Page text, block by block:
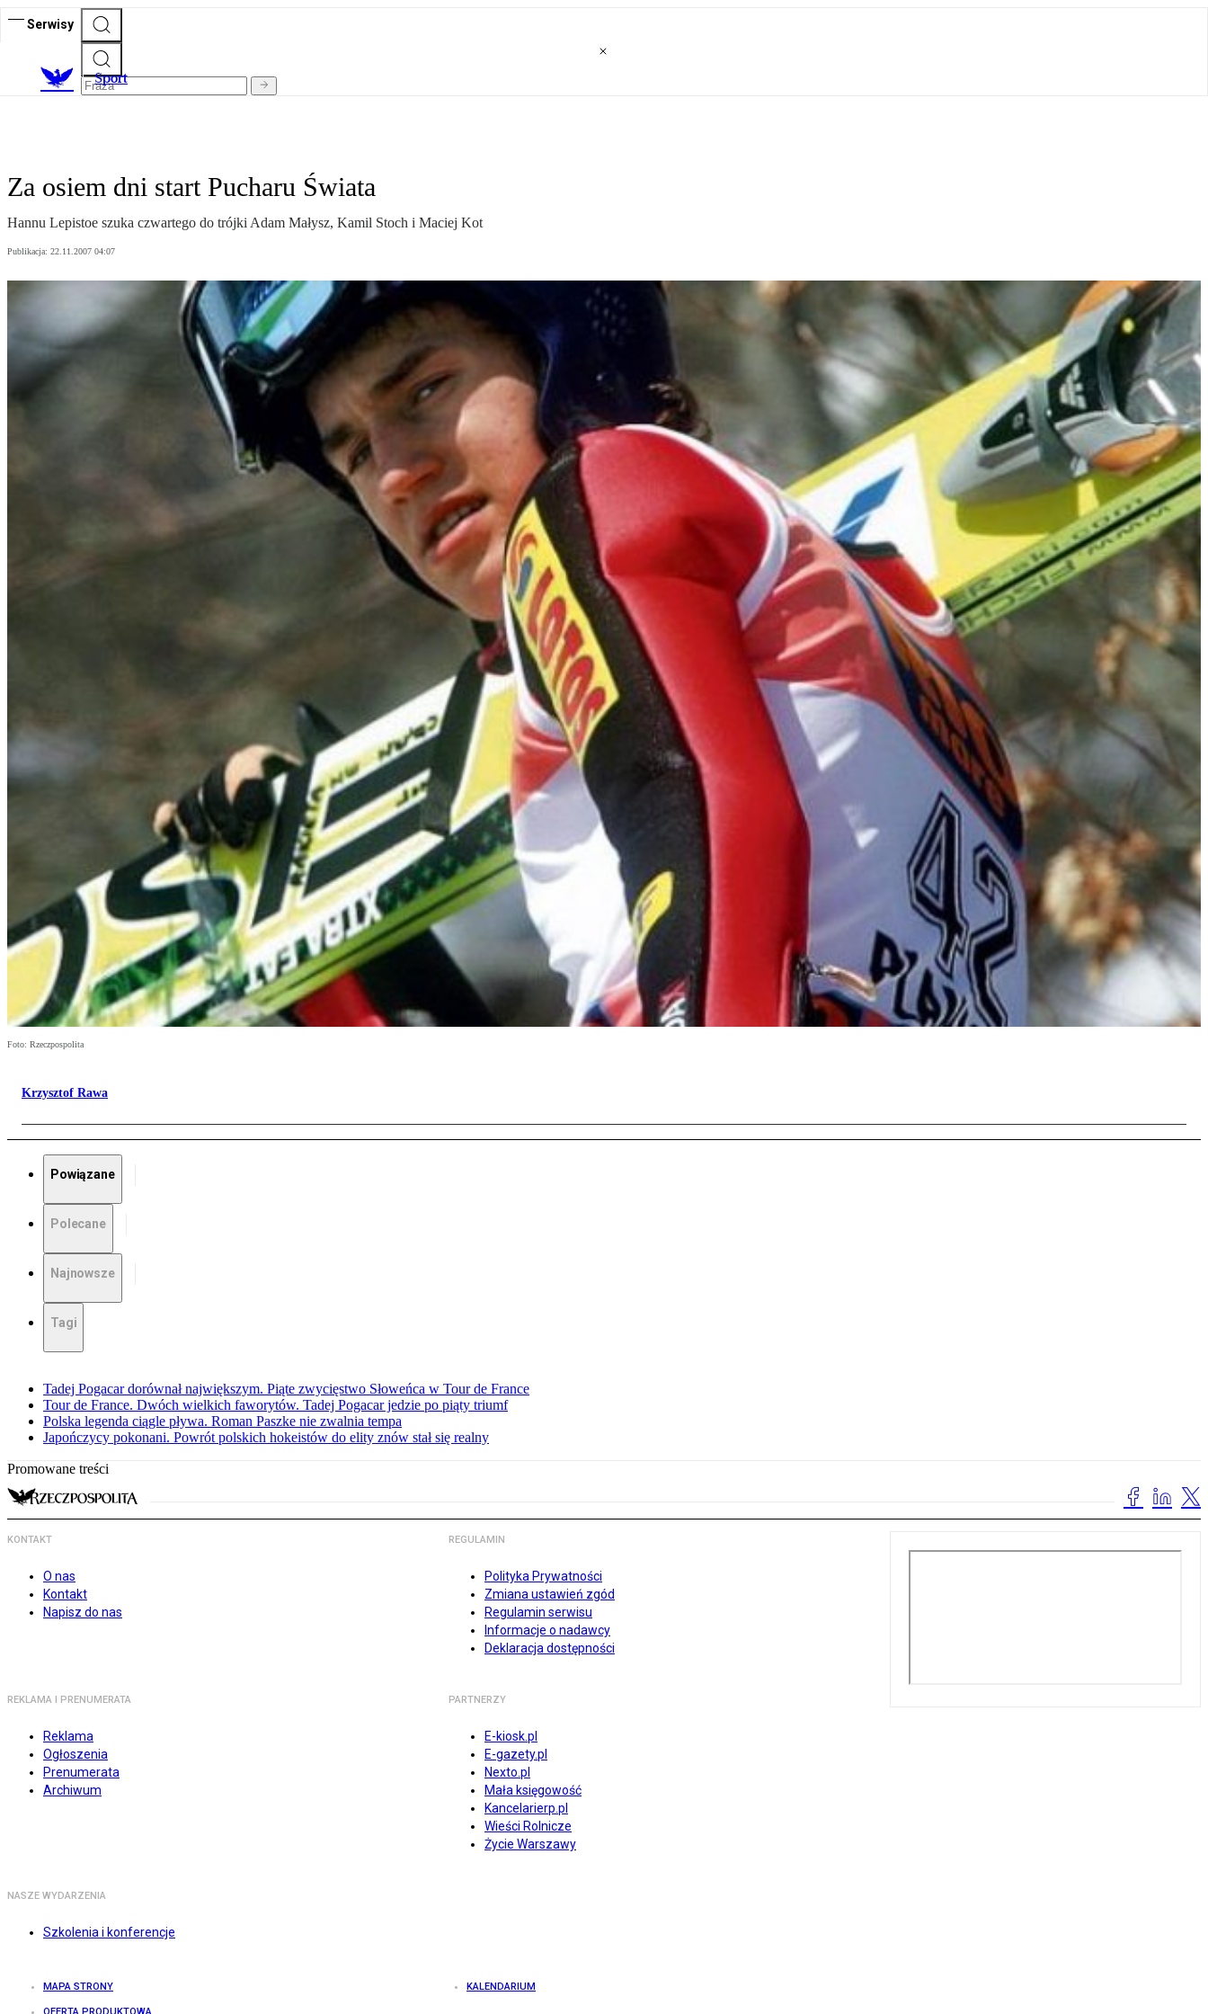
Serwisy
Sport
Za osiem dni start Pucharu Świata
Hannu Lepistoe szuka czwartego do trójki Adam Małysz, Kamil Stoch i Maciej Kot
Publikacja: 22.11.2007 04:07
Foto: Rzeczpospolita
Krzysztof Rawa
Powiązane
Polecane
Najnowsze
Tagi
Tadej Pogacar dorównał największym. Piąte zwycięstwo Słoweńca w Tour de France
Tour de France. Dwóch wielkich faworytów. Tadej Pogacar jedzie po piąty triumf
Polska legenda ciągle pływa. Roman Paszke nie zwalnia tempa
Japończycy pokonani. Powrót polskich hokeistów do elity znów stał się realny
Promowane treści
KONTAKT
O nas
Kontakt
Napisz do nas
REGULAMIN
Polityka Prywatności
Zmiana ustawień zgód
Regulamin serwisu
Informacje o nadawcy
Deklaracja dostępności
REKLAMA I PRENUMERATA
Reklama
Ogłoszenia
Prenumerata
Archiwum
PARTNERZY
E-kiosk.pl
E-gazety.pl
Nexto.pl
Mała księgowość
Kancelarierp.pl
Wieści Rolnicze
Życie Warszawy
NASZE WYDARZENIA
Szkolenia i konferencje
MAPA STRONY KALENDARIUM